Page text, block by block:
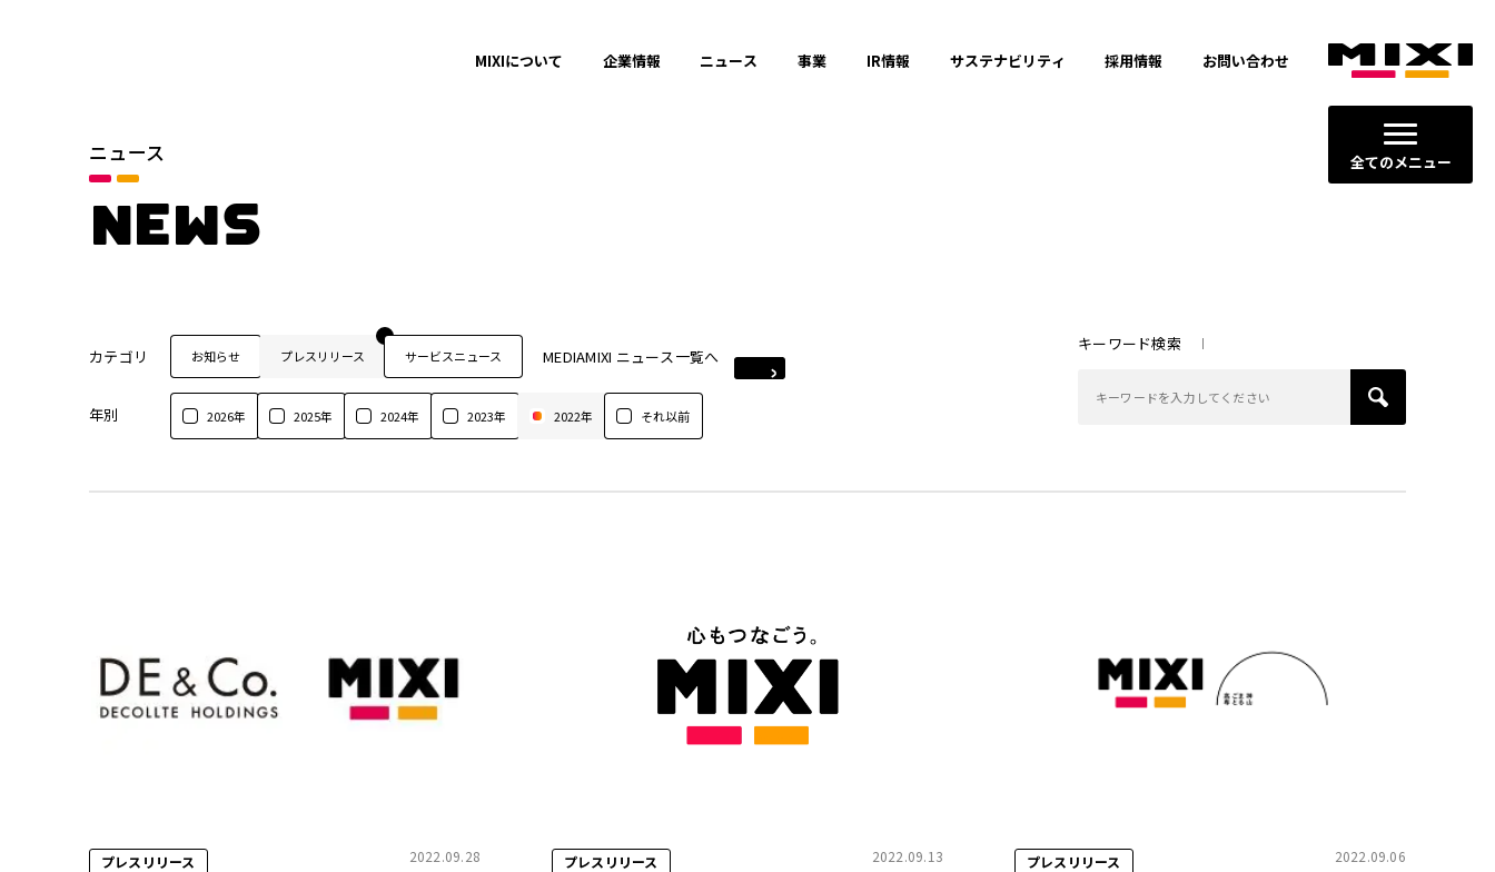
全てのメニュー
MIXIについて 企業情報 ニュース 事業 IR情報 サステナビリティ 採用情報 お問い合わせ
ニュース
NEWS
カテゴリ お知らせ プレスリリース サービスニュース MEDIAMIXI ニュース一覧へ
年別 2026年 2025年 2024年 2023年 2022年 それ以前
キーワード検索
プレスリリース 2022.09.28 プレスリリース 2022.09.13 プレスリリース 2022.09.06